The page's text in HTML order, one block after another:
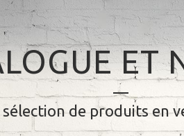
ET
de produits en